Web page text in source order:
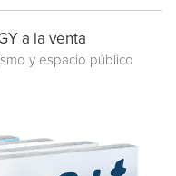
a la venta
y espacio público